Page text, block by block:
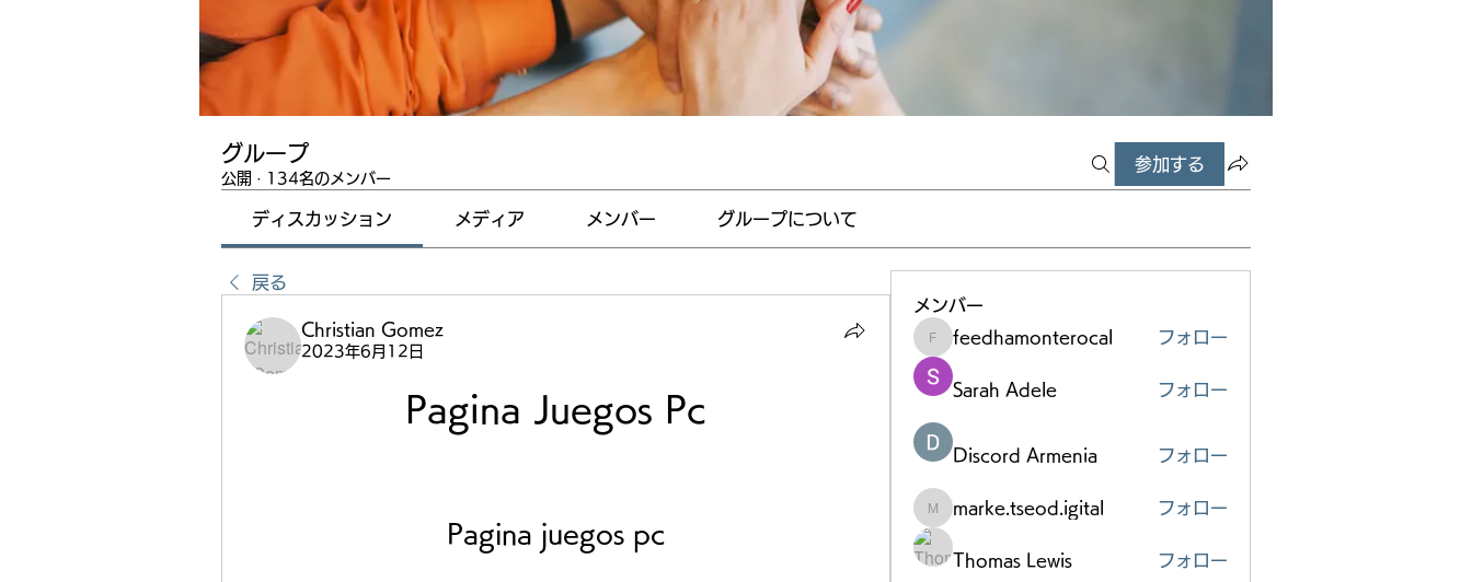
グループ
公開 · 134名のメンバー
参加する
ディスカッション メディア メンバー グループについて
戻る
Christian Gomez
2023年6月12日
Pagina Juegos Pc
Pagina juegos pc
メンバー
feedhamonterocal
feedhamonterocal フォロー
Sarah Adele フォロー
Discord Armenia フォロー
marke.tseod.igital
marke.tseod.igital フォロー
Thomas Lewis フォロー